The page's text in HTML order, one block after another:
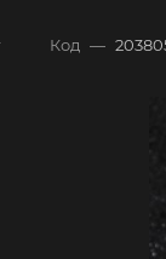
Код —